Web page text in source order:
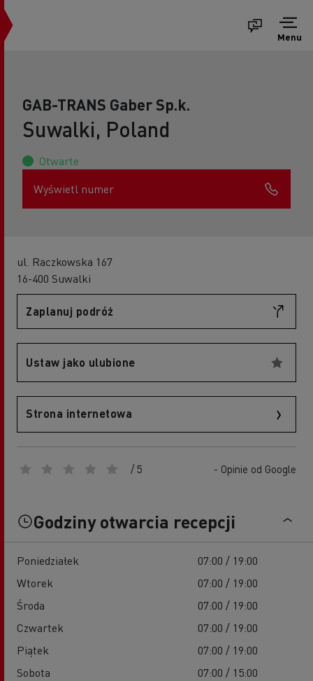
Menu
GAB-TRANS Gaber Sp.k.
Suwalki, Poland
Otwarte
Wyświetl numer
ul. Raczkowska 167
16-400 Suwalki
Zaplanuj podróż
Ustaw jako ulubione
Strona internetowa
/ 5 - Opinie od Google
Godziny otwarcia recepcji
Poniedziałek
07:00 / 19:00
Wtorek
07:00 / 19:00
Środa
07:00 / 19:00
Czwartek
07:00 / 19:00
Piątek
07:00 / 19:00
Sobota
07:00 / 15:00